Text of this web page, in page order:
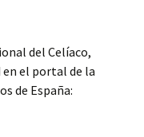
del Celíaco,
en el portal de la
de España: